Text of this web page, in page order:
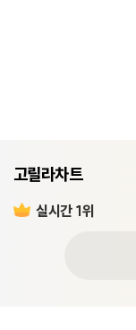
고릴라차트
실시간 1위